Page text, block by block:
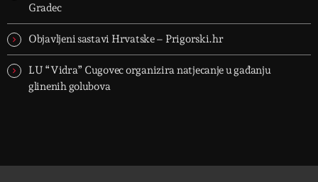
Gradec
Objavljeni sastavi Hrvatske – Prigorski.hr
LU “Vidra” Cugovec organizira natjecanje u gađanju
glinenih golubova